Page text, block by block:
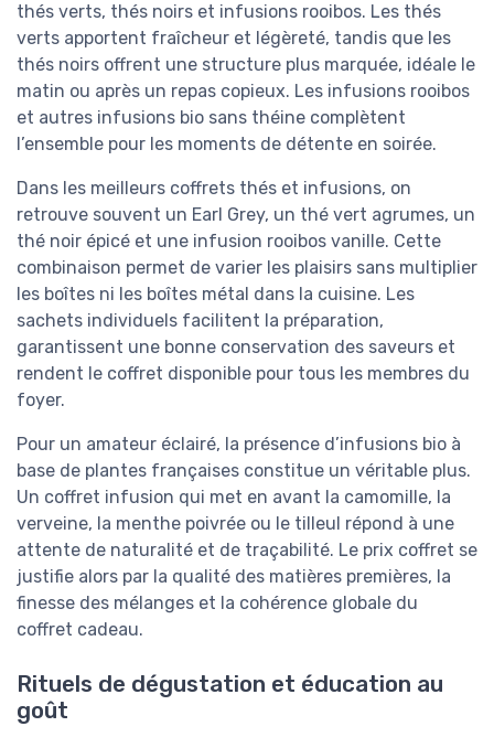
thés verts, thés noirs et infusions rooibos. Les thés
verts apportent fraîcheur et légèreté, tandis que les
thés noirs offrent une structure plus marquée, idéale le
matin ou après un repas copieux. Les infusions rooibos
et autres infusions bio sans théine complètent
l’ensemble pour les moments de détente en soirée.
Dans les meilleurs coffrets thés et infusions, on
retrouve souvent un Earl Grey, un thé vert agrumes, un
thé noir épicé et une infusion rooibos vanille. Cette
combinaison permet de varier les plaisirs sans multiplier
les boîtes ni les boîtes métal dans la cuisine. Les
sachets individuels facilitent la préparation,
garantissent une bonne conservation des saveurs et
rendent le coffret disponible pour tous les membres du
foyer.
Pour un amateur éclairé, la présence d’infusions bio à
base de plantes françaises constitue un véritable plus.
Un coffret infusion qui met en avant la camomille, la
verveine, la menthe poivrée ou le tilleul répond à une
attente de naturalité et de traçabilité. Le prix coffret se
justifie alors par la qualité des matières premières, la
finesse des mélanges et la cohérence globale du
coffret cadeau.
Rituels de dégustation et éducation au
goût